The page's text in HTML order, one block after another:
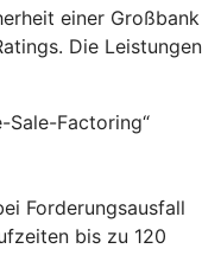
einer Großbank
Die Leistungen
Sale-Factoring“
Forderungsausfall
bis zu 120